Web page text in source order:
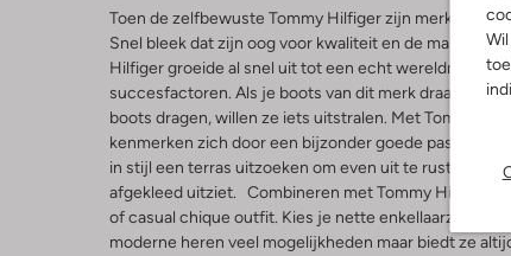
Toen de zelfbewuste Tommy Hilfiger zijn merk begin
Snel bleek dat zijn oog voor kwaliteit en de manier
Hilfiger groeide al snel uit tot een echt wereldmerk
succesfactoren. Als je boots van dit merk draagt,
boots dragen, willen ze iets uitstralen. Met Tommy
kenmerken zich door een bijzonder goede pasvorm
in stijl een terras uitzoeken om even uit te rusten.
afgekleed uitziet. Combineren met Tommy Hilfiger
of casual chique outfit. Kies je nette enkellaarzen
moderne heren veel mogelijkheden maar biedt ze